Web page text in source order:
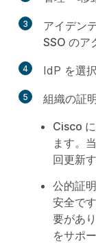
3 アイデン
SSO のア
4 IdP を選
5
組織の証
Cisco
ます。
回更新
公的証
安全で
要があ
をサポ